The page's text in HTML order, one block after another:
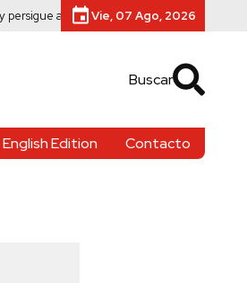
a vendedores ambulantesEEUU emite
Vie, 07 Ago, 2026
Buscar
English Edition Contacto